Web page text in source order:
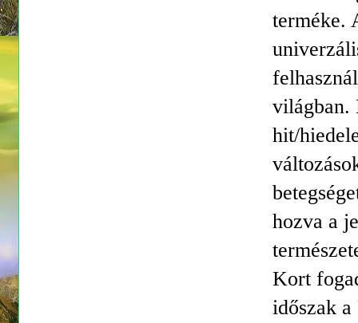
terméke.
világban.
hit/
hozva a
Kort
időszak